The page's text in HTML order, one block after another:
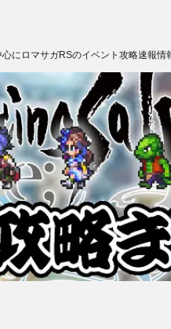
にロマサガRSのイベント攻略速報